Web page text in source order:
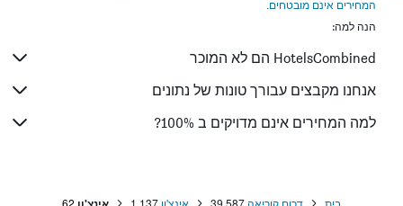
Vacation rentals in לונדון
Vacation rentals in פאפוס
Vacation rentals in פאטונג
Vacation rentals in לימסול
המחירים אינם מובטחים.
הנה למה:
HotelsCombined הם לא המוכר
אנחנו מקבצים עבורך טונות של נתונים
למה המחירים אינם מדויקים ב 100%?